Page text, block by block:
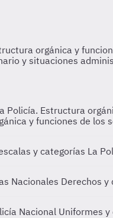
Policía. Estructura
y funciones de
y categorías La
Nacionales Derechos y
Nacional Uniformes